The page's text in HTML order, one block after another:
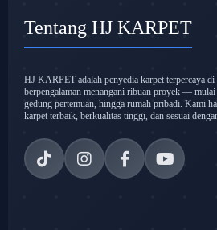
Tentang HJ KARPET
HJ KARPET adalah penyedia karpet terpercaya
berpengalaman menangani ribuan proyek —
gedung pertemuan, hingga rumah pribadi. Kami
karpet terbaik, berkualitas tinggi, dan sesuai